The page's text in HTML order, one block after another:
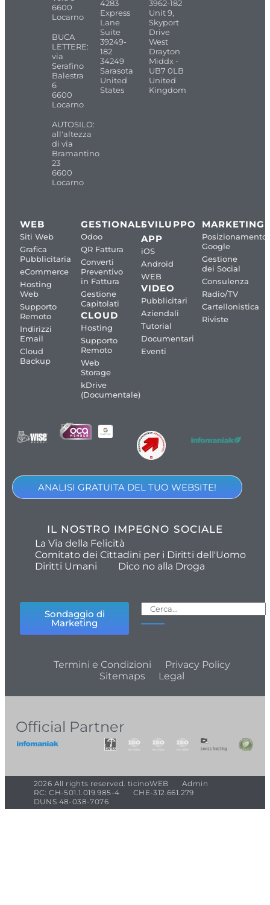
6600
Locarno
BUCA
LETTERE:
via
Serafino
Balestra
6
6600
Locarno
AUTOSILO:
all'altezza
di via
Bramantino
23
6600
Locarno
4283
Express
Lane
Suite
39249-
182
34249
Sarasota
United
States
3962-182
Unit 9,
Skyport
Drive
West
Drayton
Middx -
UB7 0LB
United
Kingdom
WEB
Siti Web
Grafica
Pubblicitaria
eCommerce
Hosting
Web
Supporto
Remoto
Indirizzi
Email
Cloud
Backup
GESTIONALI
Odoo
QR Fattura
Converti
Preventivo
in Fattura
Gestione
Capitolati
CLOUD
Hosting
Supporto
Remoto
Web
Storage
kDrive
(Documentale)
SVILUPPO
APP
iOS
Android
WEB
VIDEO
Pubblicitari
Aziendali
Tutorial
Documentari
Eventi
MARKETING
Posizionamento
Google
Gestione
dei Social
Consulenza
Radio/TV
Cartellonistica
Riviste
ANALISI GRATUITA DEL TUO WEBSITE!
IL NOSTRO IMPEGNO SOCIALE
La Via della Felicità
Comitato dei Cittadini per i Diritti dell'Uomo
Diritti Umani
Dico no alla Droga
Sondaggio di
Marketing
Termini e Condizioni
Privacy Policy
Sitemaps
Legal
Official Partner
2026 All rights reserved. ticinoWEB
Admin
RC: CH-501.1.019.985-4
CHE-312.661.279
DUNS 48-038-7076